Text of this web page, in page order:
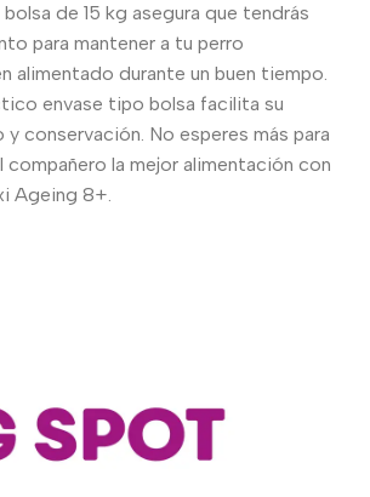
de 15 kg asegura que tendrás
para mantener a tu perro
alimentado durante un buen tiempo.
envase tipo bolsa facilita su
y conservación. No esperes más para
compañero la mejor alimentación con
Ageing 8+.